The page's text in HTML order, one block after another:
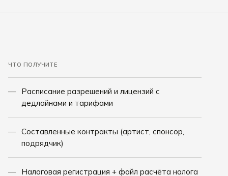
ЧТО ПОЛУЧИТЕ
Расписание разрешений и лицензий с
дедлайнами и тарифами
Составленные контракты (артист, спонсор,
подрядчик)
Налоговая регистрация + файл расчёта налога